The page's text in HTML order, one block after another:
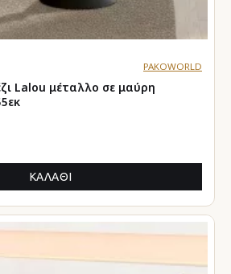
PAKOWORLD
σε μαύρη
ΚΑΛΆΘΙ